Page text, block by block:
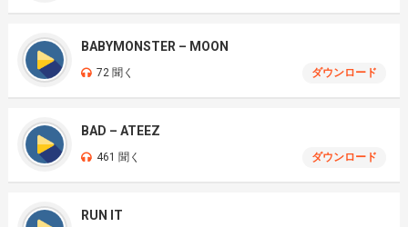
BABYMONSTER – MOON
72 聞く ダウンロード
BAD – ATEEZ
461 聞く ダウンロード
RUN IT